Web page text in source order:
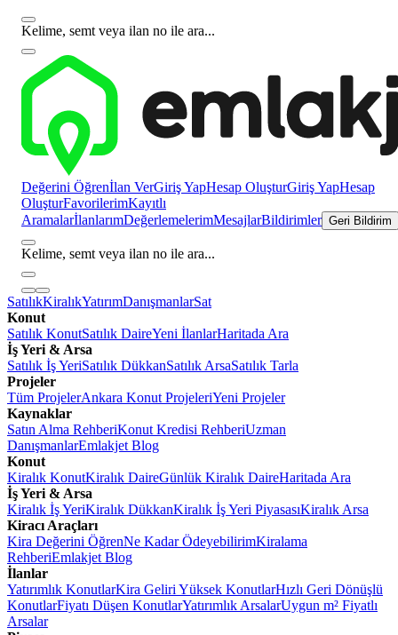
Kelime, semt veya ilan no ile ara...
Değerini Öğrenİlan VerGiriş YapHesap OluşturGiriş YapHesap
OluşturFavorilerimKayıtlı
AramalarİlanlarımDeğerlemelerimMesajlarBildirimler Geri Bildirim
Kelime, semt veya ilan no ile ara...
SatılıkKiralıkYatırımDanışmanlarSat
Konut
Satılık KonutSatılık DaireYeni İlanlarHaritada Ara
İş Yeri & Arsa
Satılık İş YeriSatılık DükkanSatılık ArsaSatılık Tarla
Projeler
Tüm ProjelerAnkara Konut ProjeleriYeni Projeler
Kaynaklar
Satın Alma RehberiKonut Kredisi RehberiUzman
DanışmanlarEmlakjet Blog
Konut
Kiralık KonutKiralık DaireGünlük Kiralık DaireHaritada Ara
İş Yeri & Arsa
Kiralık İş YeriKiralık DükkanKiralık İş Yeri PiyasasıKiralık Arsa
Kiracı Araçları
Kira Değerini ÖğrenNe Kadar ÖdeyebilirimKiralama
RehberiEmlakjet Blog
İlanlar
Yatırımlık KonutlarKira Geliri Yüksek KonutlarHızlı Geri Dönüşlü
KonutlarFiyatı Düşen KonutlarYatırımlık ArsalarUygun m² Fiyatlı
Arsalar